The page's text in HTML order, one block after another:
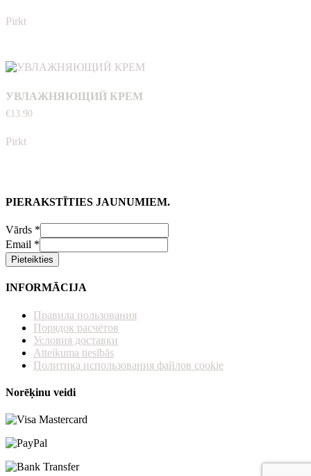
Pirkt
УВЛАЖНЯЮЩИЙ КРЕМ
€13.90
Pirkt
PIERAKSTĪTIES JAUNUMIEM.
Vārds *
Email *
Pieteikties
INFORMĀCIJA
Правила пользования
Порядок расчётов
Условия доставки
Atteikuma tiesībās
Политика использования файлов cookie
Norēķinu veidi